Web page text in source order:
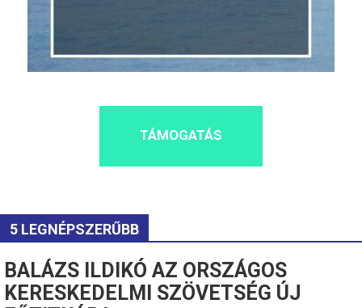
TÁMOGATÁS
5 LEGNÉPSZERŰBB
BALÁZS ILDIKÓ AZ ORSZÁGOS
KERESKEDELMI SZÖVETSÉG ÚJ